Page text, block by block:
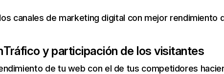
canales de marketing digital con mejor rendimiento
Tráfico y participación de los visitantes
de tu web con el de tus competidores